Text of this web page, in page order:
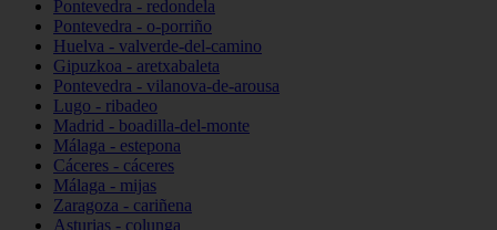
Pontevedra - redondela
Pontevedra - o-porriño
Huelva - valverde-del-camino
Gipuzkoa - aretxabaleta
Pontevedra - vilanova-de-arousa
Lugo - ribadeo
Madrid - boadilla-del-monte
Málaga - estepona
Cáceres - cáceres
Málaga - mijas
Zaragoza - cariñena
Asturias - colunga